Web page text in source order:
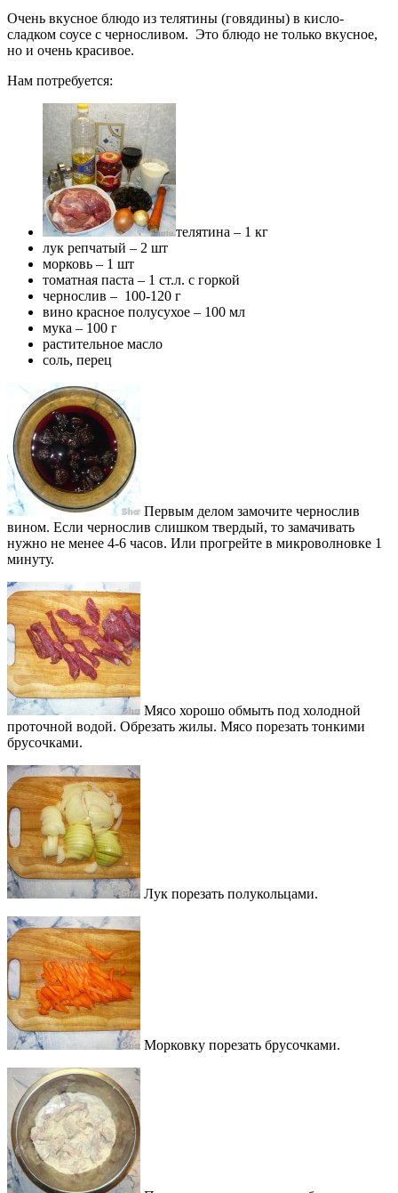
Очень вкусное блюдо из телятины (говядины) в кисло-
сладком соусе с черносливом. Это блюдо не только вкусное,
но и очень красивое.
Нам потребуется:
телятина – 1 кг
лук репчатый – 2 шт
морковь – 1 шт
томатная паста – 1 ст.л. с горкой
чернослив – 100-120 г
вино красное полусухое – 100 мл
мука – 100 г
растительное масло
соль, перец
Первым делом замочите чернослив
вином. Если чернослив слишком твердый, то замачивать
нужно не менее 4-6 часов. Или прогрейте в микроволновке 1
минуту.
Мясо хорошо обмыть под холодной
проточной водой. Обрезать жилы. Мясо порезать тонкими
брусочками.
Лук порезать полукольцами.
Морковку порезать брусочками.